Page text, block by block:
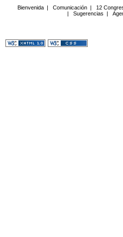
Bienvenida | Comunicación | 12
|
Sugerencias |